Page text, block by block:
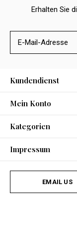
Erhalten Sie
Kundendienst
Mein Konto
Kategorien
Impressum
EMAIL US